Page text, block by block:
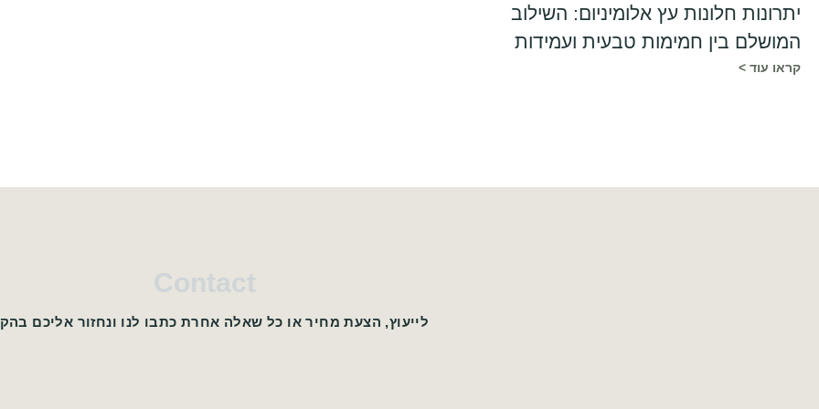
יתרונות חלונות עץ אלומיניום: השילוב
המושלם בין חמימות טבעית ועמידות
קראו עוד >
Contact
לייעוץ, הצעת מחיר או כל שאלה אחרת כתבו לנו ונחזור אליכם